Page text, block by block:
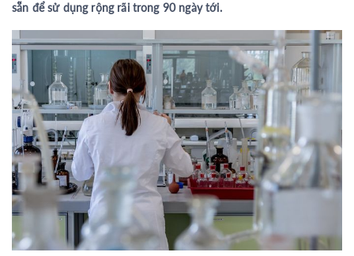
sẵn để sử dụng rộng rãi trong 90 ngày tới.